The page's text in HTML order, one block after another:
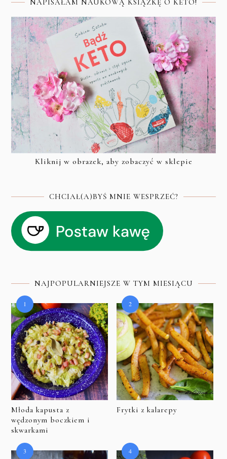
NAPISAŁAM NAUKOWĄ KSIĄŻKĘ O KETO!
Kliknij w obrazek, aby zobaczyć w sklepie
CHCIAŁ(A)BYŚ MNIE WESPRZEĆ?
NAJPOPULARNIEJSZE W TYM MIESIĄCU
Młoda kapusta z
wędzonym boczkiem i
skwarkami
Frytki z kalarepy